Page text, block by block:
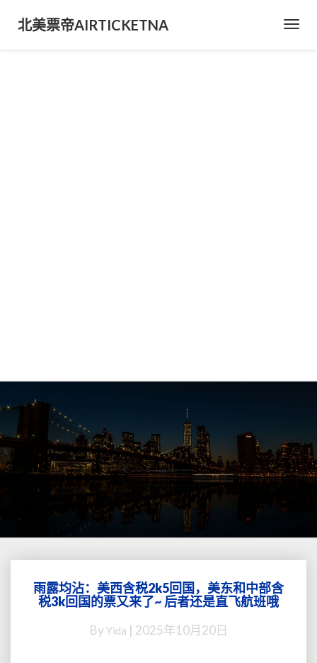
北美票帝AIRTICKETNA
雨
露
沾：
雨露均沾：美西含税2k5回国，美东和中部含
税3k回国的票又来了~ 后者还是直飞航班哦
By Yida 2025年10月20日